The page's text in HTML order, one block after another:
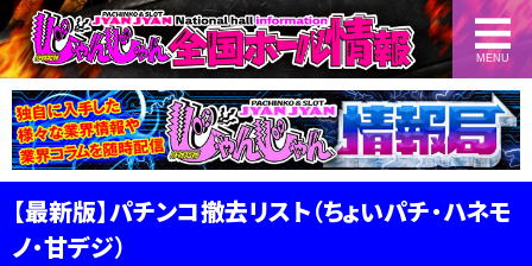
MENU
【最新版】パチンコ撤去リスト（ちょいパチ・ハネモ
ノ・甘デジ）